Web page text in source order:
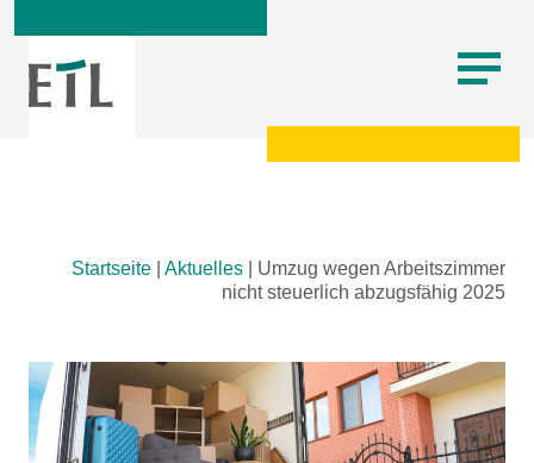
Startseite Aktuelles
Umzug wegen Arbeitszimmer
nicht steuerlich abzugsfähig 2025